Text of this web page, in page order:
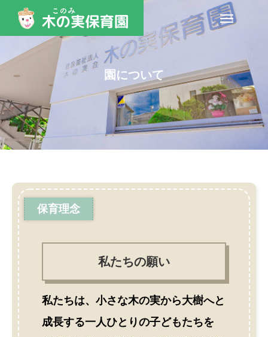
園について
保育理念
私たちの願い
私たちは、小さな木の実から大樹へと
成長する一人ひとりの子どもたちを